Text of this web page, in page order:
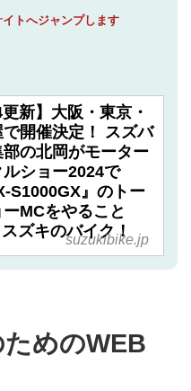
トへジャンプします
更新】大阪・東京・
開催決定！ スズバ
部の北岡がモーター
ショー2024で
S1000GX』のトー
MCをやること
ズキのバイク！
suzukibike.jp
めのWEB